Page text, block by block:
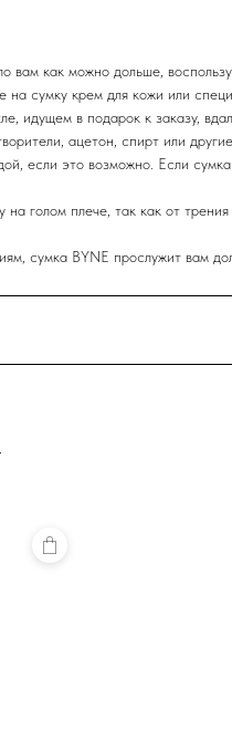
вам как можно дольше,
сумку крем для кожи или
идущем в подарок к заказу,
ацетон, спирт или
если это возможно. Если
голом плече, так как от трения
сумка BYNE прослужит вам